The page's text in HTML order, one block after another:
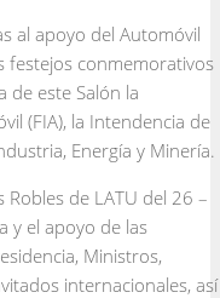
al apoyo del Automóvil
festejos conmemorativos
de este Salón la
(FIA), la Intendencia de
Energía y Minería.
Robles de LATU del 26 –
y el apoyo de las
Ministros,
internacionales, así